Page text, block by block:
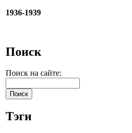
1936-1939
Поиск
Поиск на сайте:
Тэги